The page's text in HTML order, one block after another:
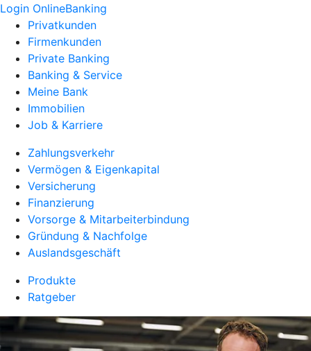
Login OnlineBanking
Privatkunden
Firmenkunden
Private Banking
Banking & Service
Meine Bank
Immobilien
Job & Karriere
Zahlungsverkehr
Vermögen & Eigenkapital
Versicherung
Finanzierung
Vorsorge & Mitarbeiterbindung
Gründung & Nachfolge
Auslandsgeschäft
Produkte
Ratgeber